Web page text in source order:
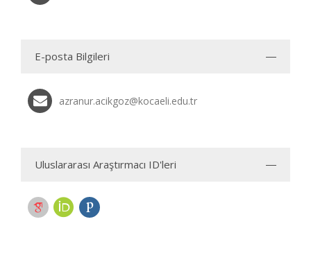
E-posta Bilgileri
azranur.acikgoz@kocaeli.edu.tr
Uluslararası Araştırmacı ID'leri